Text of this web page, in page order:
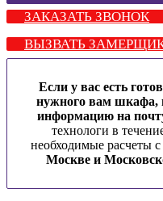
ЗАКАЗАТЬ ЗВОНОК
ВЫЗВАТЬ
Если у вас есть
нужного вам шкафа,
информацию на
технологи в
необходимые расчеты
Москве и